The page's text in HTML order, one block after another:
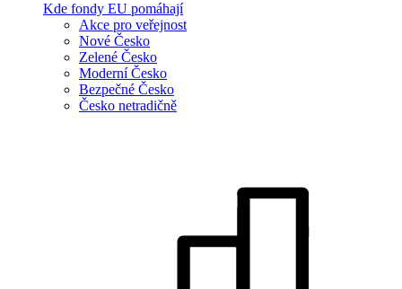
Kde fondy EU pomáhají
Akce pro veřejnost
Nové Česko
Zelené Česko
Moderní Česko
Bezpečné Česko
Česko netradičně